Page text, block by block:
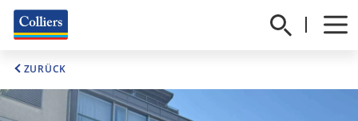
ZURÜCK